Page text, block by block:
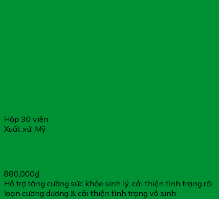
Hộp 30 viên
Xuất xứ: Mỹ
880,000₫
Hỗ trợ tăng cường sức khỏe sinh lý, cải thiện tình trạng rối
loạn cương dương & cải thiện tình trạng vô sinh